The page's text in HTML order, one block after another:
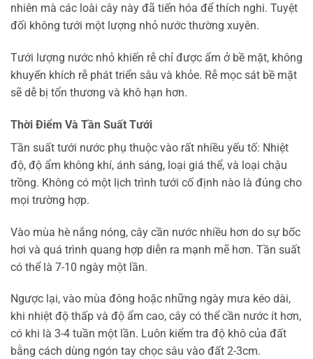
nhiên mà các loài cây này đã tiến hóa để thích nghi. Tuyệt
đối không tưới một lượng nhỏ nước thường xuyên.
Tưới lượng nước nhỏ khiến rễ chỉ được ẩm ở bề mặt, không
khuyến khích rễ phát triển sâu và khỏe. Rễ mọc sát bề mặt
sẽ dễ bị tổn thương và khô hạn hơn.
Thời Điểm Và Tần Suất Tưới
Tần suất tưới nước phụ thuộc vào rất nhiều yếu tố: Nhiệt
độ, độ ẩm không khí, ánh sáng, loại giá thể, và loại chậu
trồng. Không có một lịch trình tưới cố định nào là đúng cho
mọi trường hợp.
Vào mùa hè nắng nóng, cây cần nước nhiều hơn do sự bốc
hơi và quá trình quang hợp diễn ra mạnh mẽ hơn. Tần suất
có thể là 7-10 ngày một lần.
Ngược lại, vào mùa đông hoặc những ngày mưa kéo dài,
khi nhiệt độ thấp và độ ẩm cao, cây có thể cần nước ít hơn,
có khi là 3-4 tuần một lần. Luôn kiểm tra độ khô của đất
bằng cách dùng ngón tay chọc sâu vào đất 2-3cm.